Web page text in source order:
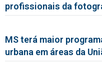
profissionais da
MS terá maior
urbana em áreas da